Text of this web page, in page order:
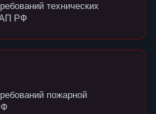
технических
РФ
пожарной